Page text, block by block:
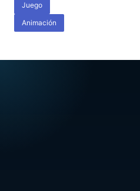
Juego
Animación